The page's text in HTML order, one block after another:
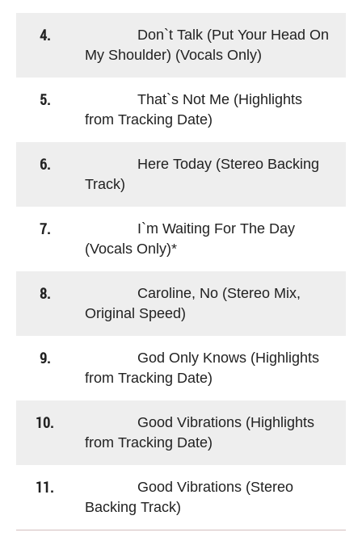
4.
Don`t Talk (Put Your Head On
My Shoulder) (Vocals Only)
5.
That`s Not Me (Highlights
from Tracking Date)
6.
Here Today (Stereo Backing
Track)
7.
I`m Waiting For The Day
(Vocals Only)*
8.
Caroline, No (Stereo Mix,
Original Speed)
9.
God Only Knows (Highlights
from Tracking Date)
10.
Good Vibrations (Highlights
from Tracking Date)
11.
Good Vibrations (Stereo
Backing Track)